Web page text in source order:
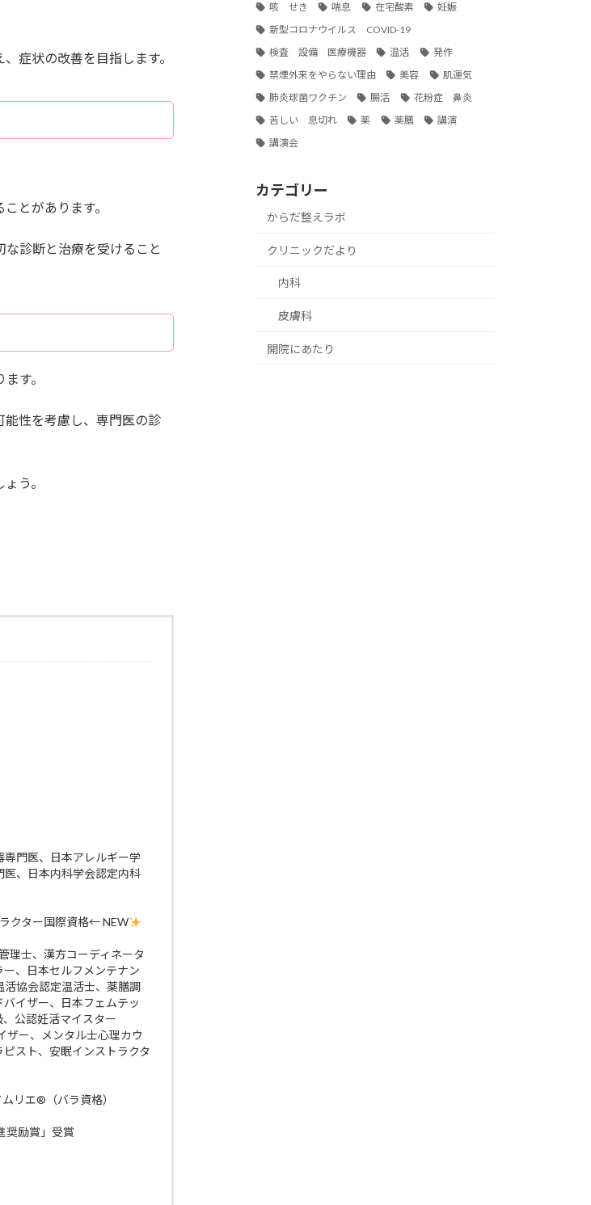
症状の改善を目指します。
とがあります。
診断と治療を受けること
す。
性を考慮し、専門医の診
う。
門医、日本アレルギー学
、日本内科学会認定内科
クター国際資格← NEW
理士、漢方コーディネータ
、日本セルフメンテナン
活協会認定温活士、薬膳調
イザー、日本フェムテッ
公認妊活マイスター
ザー、メンタル士心理カウ
スト、安眠インストラクタ
リエ®（バラ資格）
奨励賞」受賞
咳 せき
喘息 在宅酸素
妊娠
新型コロナウイルス COVID-19
検査 設備 医療機器
温活
発作
禁煙外来をやらない理由
美容
肌運気
肺炎球菌ワクチン
腸活
花粉症 鼻炎
苦しい 息切れ
薬 薬膳
講演
講演会
カテゴリー
からだ整えラボ
クリニックだより
内科
皮膚科
開院にあたり